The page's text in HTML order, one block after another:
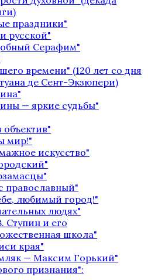
праздники"
русской"
Серафим"
времени" (120 лет со дня
де Сент-Экзюпери)
— яркие судьбы"
объектив"
мир!"
искусство"
православный"
любимый город!"
людях"
Ступин и его
школа"
края"
— Максим Горький"
признания":